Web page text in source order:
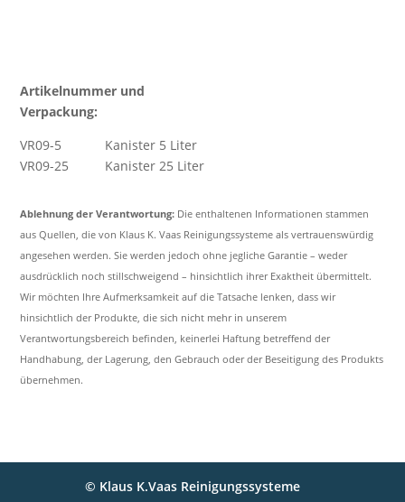
Artikelnummer und
Verpackung:
VR09-5 Kanister 5 Liter
VR09-25 Kanister 25 Liter
Ablehnung der Verantwortung: Die enthaltenen Informationen stammen
aus Quellen, die von Klaus K. Vaas Reinigungssysteme als vertrauenswürdig
angesehen werden. Sie werden jedoch ohne jegliche Garantie – weder
ausdrücklich noch stillschweigend – hinsichtlich ihrer Exaktheit übermittelt.
Wir möchten Ihre Aufmerksamkeit auf die Tatsache lenken, dass wir
hinsichtlich der Produkte, die sich nicht mehr in unserem
Verantwortungsbereich befinden, keinerlei Haftung betreffend der
Handhabung, der Lagerung, den Gebrauch oder der Beseitigung des Produkts
übernehmen.
© Klaus K.Vaas Reinigungssysteme